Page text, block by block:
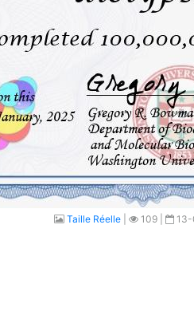
Taille Réelle| 109 | 13-